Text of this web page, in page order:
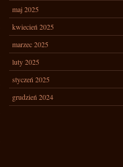
maj 2025
kwiecień 2025
marzec 2025
luty 2025
styczeń 2025
grudzień 2024